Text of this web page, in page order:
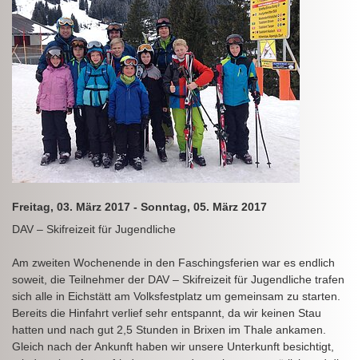
Freitag, 03. März 2017 - Sonntag, 05. März 2017
DAV – Skifreizeit für Jugendliche
Am zweiten Wochenende in den Faschingsferien war es endlich
soweit, die Teilnehmer der DAV – Skifreizeit für Jugendliche trafen
sich alle in Eichstätt am Volksfestplatz um gemeinsam zu starten.
Bereits die Hinfahrt verlief sehr entspannt, da wir keinen Stau
hatten und nach gut 2,5 Stunden in Brixen im Thale ankamen.
Gleich nach der Ankunft haben wir unsere Unterkunft besichtigt,